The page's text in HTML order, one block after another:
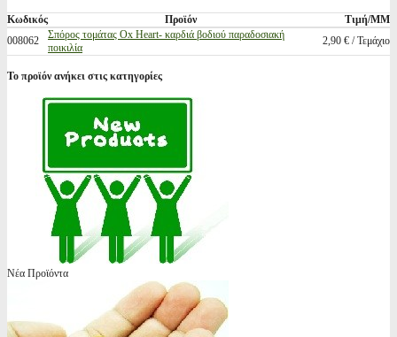
Κωδικός Προϊόν
Τιμή/ΜΜ
008062
Σπόρος τομάτας Ox Heart- καρδιά βοδιού παραδοσιακή
ποικιλία
2,90 € / Τεμάχιο
Το προϊόν ανήκει στις κατηγορίες
Νέα Προϊόντα